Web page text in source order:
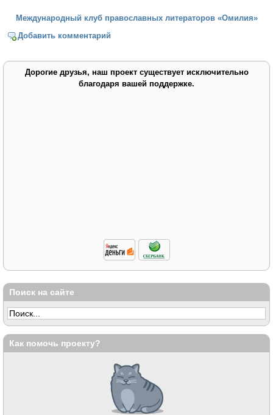
Международный клуб православных литераторов «Омилия»
Добавить комментарий
Дорогие друзья, наш проект существует исключительно
благодаря вашей поддержке.
Поиск на сайте
Как помочь проекту?